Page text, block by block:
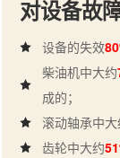
对设备故
设备的失效
柴油机中大约
成的；
滚动轴承中
齿轮中大约